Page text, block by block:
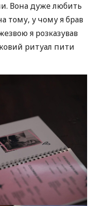
Вона дуже любить
тому, у чому я брав
я розказував
ритуал пити